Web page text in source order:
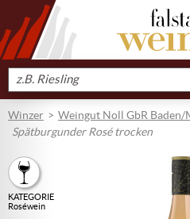
Produkt
suchen
Winzer
Weingut Noll GbR
Spätburgunder Rosé trocken
KATEGORIE
Roséwein